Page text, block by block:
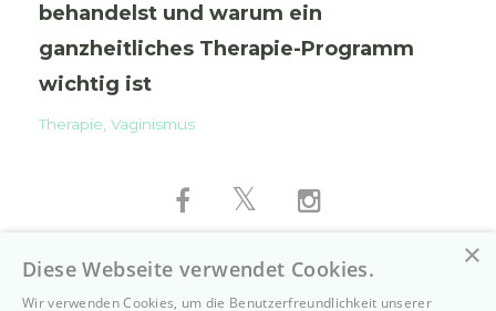
behandelst und warum ein
ganzheitliches Therapie-Programm
wichtig ist
Therapie Vaginismus
×
Diese Webseite verwendet Cookies.
Wir verwenden Cookies, um die Benutzerfreundlichkeit unserer